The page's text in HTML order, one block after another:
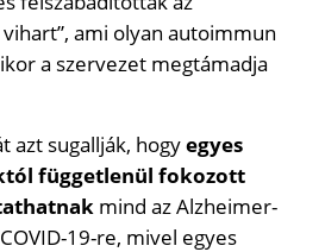
ami olyan autoimmun
a szervezet megtámadja
azt sugallják, hogyegyes
függetlenül fokozott
mind az Alzheimer-
19-re, mivel egyes